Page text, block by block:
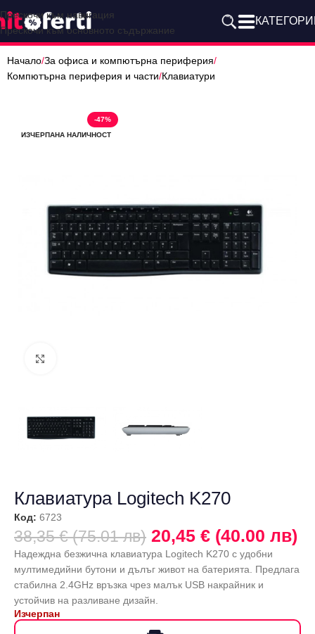
Прескочи към навигация
Прескочи към основното съдържание
Начало/За офиса и компютърна периферия/
Компютърна периферия и части/Клавиатури
-47%
ИЗЧЕРПАНА НАЛИЧНОСТ
Клавиатура Logitech K270
Код: 6723
38,35 € (75.01 лв) 20,45 € (40.00 лв)
Надеждна безжична клавиатура Logitech K270 с удобни
мултимедийни бутони и дълъг живот на батерията. Предлага
стабилна 2.4GHz връзка чрез малък USB накрайник и
устойчив на разливане дизайн.
Изчерпан